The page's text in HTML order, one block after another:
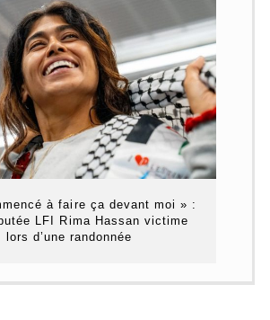
à faire ça devant moi » :
LFI Rima Hassan victime
lors d’une randonnée